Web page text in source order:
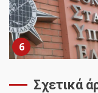
6
Σχετικά